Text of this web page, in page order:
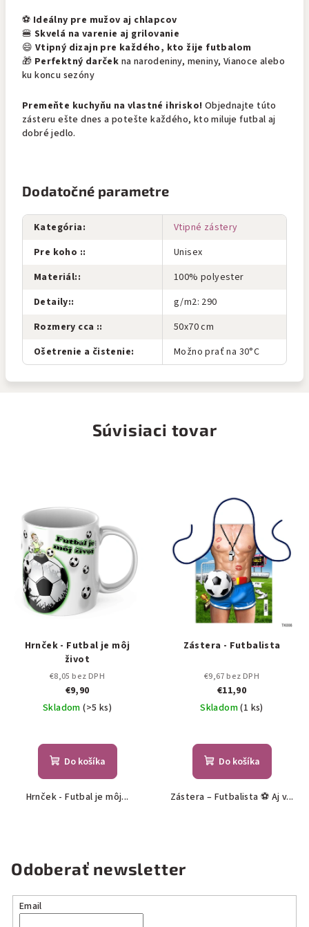
⚽ Ideálny pre mužov aj chlapcov
🍔 Skvelá na varenie aj grilovanie
😄 Vtipný dizajn pre každého, kto žije futbalom
🎁 Perfektný darček na narodeniny, meniny, Vianoce alebo
ku koncu sezóny
Premeňte kuchyňu na vlastné ihrisko! Objednajte túto
zásteru ešte dnes a potešte každého, kto miluje futbal aj
dobré jedlo.
Dodatočné parametre
Kategória:
Vtipné zástery
Pre koho ::
Unisex
Materiál::
100% polyester
Detaily::
g/m2: 290
Rozmery cca ::
50x70 cm
Ošetrenie a čistenie: Možno prať na 30°C
Súvisiaci tovar
Hrnček - Futbal je môj
život
€8,05 bez DPH
€9,90
Skladom(>5 ks)
Do košíka
Hrnček - Futbal je môj...
Zástera - Futbalista
€9,67 bez DPH
€11,90
Skladom(1 ks)
Do košíka
Zástera – Futbalista ⚽ Aj v...
Odoberať newsletter
Email